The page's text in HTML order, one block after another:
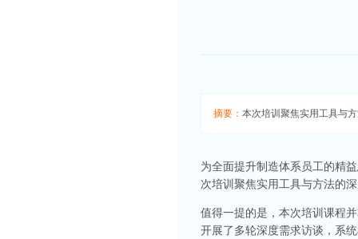
摘要： 本次培训聚焦实用工具与
为全面提升制造体系员工的精
次培训聚焦实用工具与方法的
值得一提的是，本次培训课程
开展了多轮深度需求访谈，系